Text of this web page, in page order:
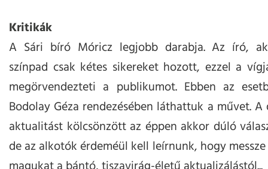
Kritikák
A Sári bíró Móricz legjobb darabja. Az író,
színpad csak kétes sikereket hozott, ezzel a
megörvendezteti a publikumot. Ebben az
Bodolay Géza rendezésében láthattuk a művet.
aktualitást kölcsönzött az éppen akkor dúló
de az alkotók érdeméül kell leírnunk, hogy